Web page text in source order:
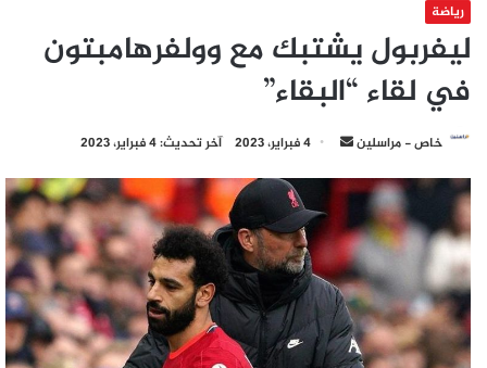
رياضة
ليفربول يشتبك مع وولفرهامبتون
في لقاء “البقاء”
خاص - مراسلين
أرسل
إلكترونيا
4 فبراير، 2023 آخر تحديث: 4 فبراير، 2023